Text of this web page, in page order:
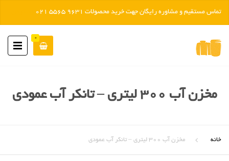
0
مخزن آب ۳۰۰ لیتری – تانکر آب عمودی
خانه مخزن آب ۳۰۰ لیتری – تانکر آب عمودی
تماس مستقیم و مشاوره رایگان جهت خرید محصولات 9631 5565 021